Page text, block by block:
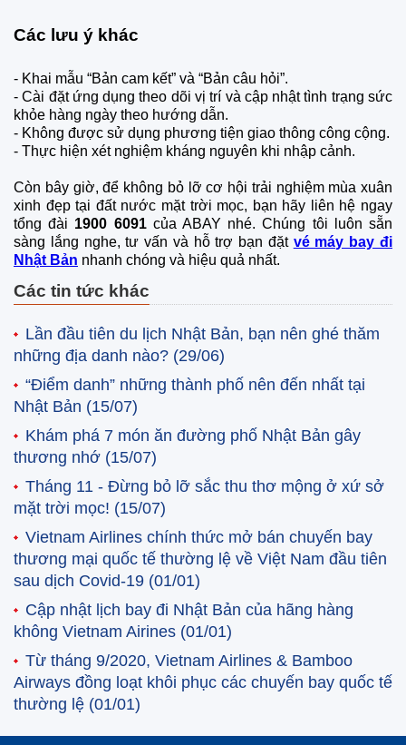
Các lưu ý khác
- Khai mẫu “Bản cam kết” và “Bản câu hỏi”.
- Cài đặt ứng dụng theo dõi vị trí và cập nhật tình trạng sức
khỏe hàng ngày theo hướng dẫn.
- Không được sử dụng phương tiện giao thông công cộng.
- Thực hiện xét nghiệm kháng nguyên khi nhập cảnh.
Còn bây giờ, để không bỏ lỡ cơ hội trải nghiệm mùa xuân
xinh đẹp tại đất nước mặt trời mọc, bạn hãy liên hệ ngay
tổng đài 1900 6091của ABAY nhé. Chúng tôi luôn sẵn
sàng lắng nghe, tư vấn và hỗ trợ bạn đặt vé máy bay đi
Nhật Bản nhanh chóng và hiệu quả nhất.
Các tin tức khác
Lần đầu tiên du lịch Nhật Bản, bạn nên ghé thăm
những địa danh nào? (29/06)
“Điểm danh” những thành phố nên đến nhất tại
Nhật Bản (15/07)
Khám phá 7 món ăn đường phố Nhật Bản gây
thương nhớ (15/07)
Tháng 11 - Đừng bỏ lỡ sắc thu thơ mộng ở xứ sở
mặt trời mọc! (15/07)
Vietnam Airlines chính thức mở bán chuyến bay
thương mại quốc tế thường lệ về Việt Nam đầu tiên
sau dịch Covid-19 (01/01)
Cập nhật lịch bay đi Nhật Bản của hãng hàng
không Vietnam Airines (01/01)
Từ tháng 9/2020, Vietnam Airlines & Bamboo
Airways đồng loạt khôi phục các chuyến bay quốc tế
thường lệ (01/01)